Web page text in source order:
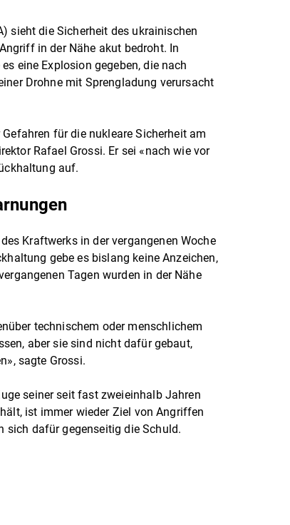
sieht die Sicherheit des ukrainischen
in der Nähe akut bedroht. In
eine Explosion gegeben, die nach
Drohne mit Sprengladung verursacht
für die nukleare Sicherheit am
Rafael Grossi. Er sei «nach wie vor
auf.
Kraftwerks in der vergangenen Woche
gebe es bislang keine Anzeichen,
Tagen wurden in der Nähe
technischem oder menschlichem
aber sie sind nicht dafür gebaut,
sagte Grossi.
seiner seit fast zweieinhalb Jahren
ist immer wieder Ziel von Angriffen
sich dafür gegenseitig die Schuld.